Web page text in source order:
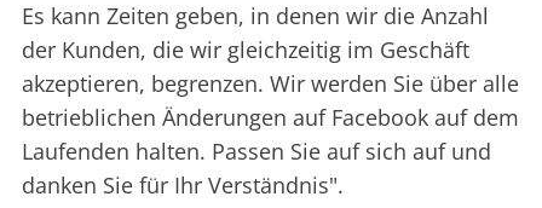
Es kann Zeiten geben, in denen wir die Anzahl
der Kunden, die wir gleichzeitig im Geschäft
akzeptieren, begrenzen. Wir werden Sie über alle
betrieblichen Änderungen auf Facebook auf dem
Laufenden halten. Passen Sie auf sich auf und
danken Sie für Ihr Verständnis".